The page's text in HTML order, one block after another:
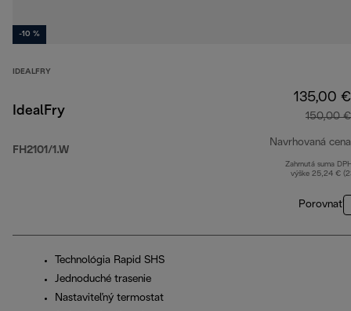
-10 %
IDEALFRY
IdealFry
FH2101/1.W
135,00 €
150,00 €
Navrhovaná cena
Zahrnutá suma
výške 25,24 €
Porovnať
Technológia Rapid SHS
Jednoduché trasenie
Nastaviteľný termostat